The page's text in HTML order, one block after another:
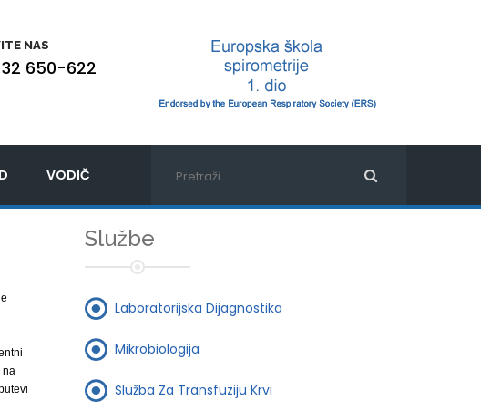
NAS
650-622
VODIČ
na
Službe
Laboratorijska Dijagnostika
Mikrobiologija
Služba Za Transfuziju Krvi